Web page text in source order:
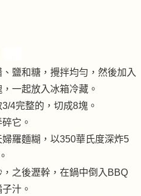
鹽和糖，攪拌均勻，然後加入
一起放入冰箱冷藏。
4完整的，切成8塊。
它。
羅麵糊，以350華氏度深炸5
之後瀝幹，在鍋中倒入BBQ
汁。